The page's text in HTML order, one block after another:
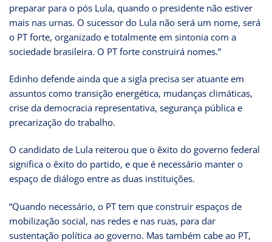
preparar para o pós Lula, quando o presidente não estiver
mais nas urnas. O sucessor do Lula não será um nome, será
o PT forte, organizado e totalmente em sintonia com a
sociedade brasileira. O PT forte construirá nomes.”
Edinho defende ainda que a sigla precisa ser atuante em
assuntos como transição energética, mudanças climáticas,
crise da democracia representativa, segurança pública e
precarização do trabalho.
O candidato de Lula reiterou que o êxito do governo federal
significa o êxito do partido, e que é necessário manter o
espaço de diálogo entre as duas instituições.
“Quando necessário, o PT tem que construir espaços de
mobilização social, nas redes e nas ruas, para dar
sustentação política ao governo. Mas também cabe ao PT,